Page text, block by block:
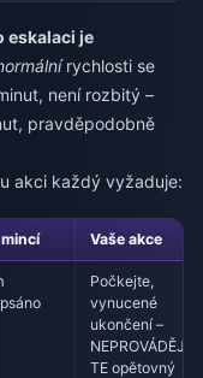
eskalaci je
rychlosti se
není rozbitý –
pravděpodobně
akci každý vyžaduje:
Vaše akce
Počkejte,
vynucené
ukončení –
NEPROVÁDĚJ
TE opětovný